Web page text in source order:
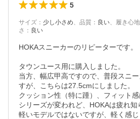
5
サイズ ： 少し小さめ、 品質 ： 良い、 履き心地
さ ： 良い
HOKAスニーカーのリピーターです。
タウンユース用に購入しました。
当方、幅広甲高ですので、普段スニ
すが、こちらは27.5cmにしました。
クッション性（特に踵）、フィット感
シリーズが変われど、HOKAは疲れ知
軽いモデルではないですが、軽く感じ